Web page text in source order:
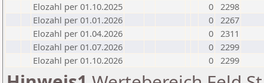
Elozahl per 01.10.2025
0 2298
Elozahl per 01.01.2026
0 2267
Elozahl per 01.04.2026
0 2311
Elozahl per 01.07.2026
0 2299
Elozahl per 01.10.2026
0 2299